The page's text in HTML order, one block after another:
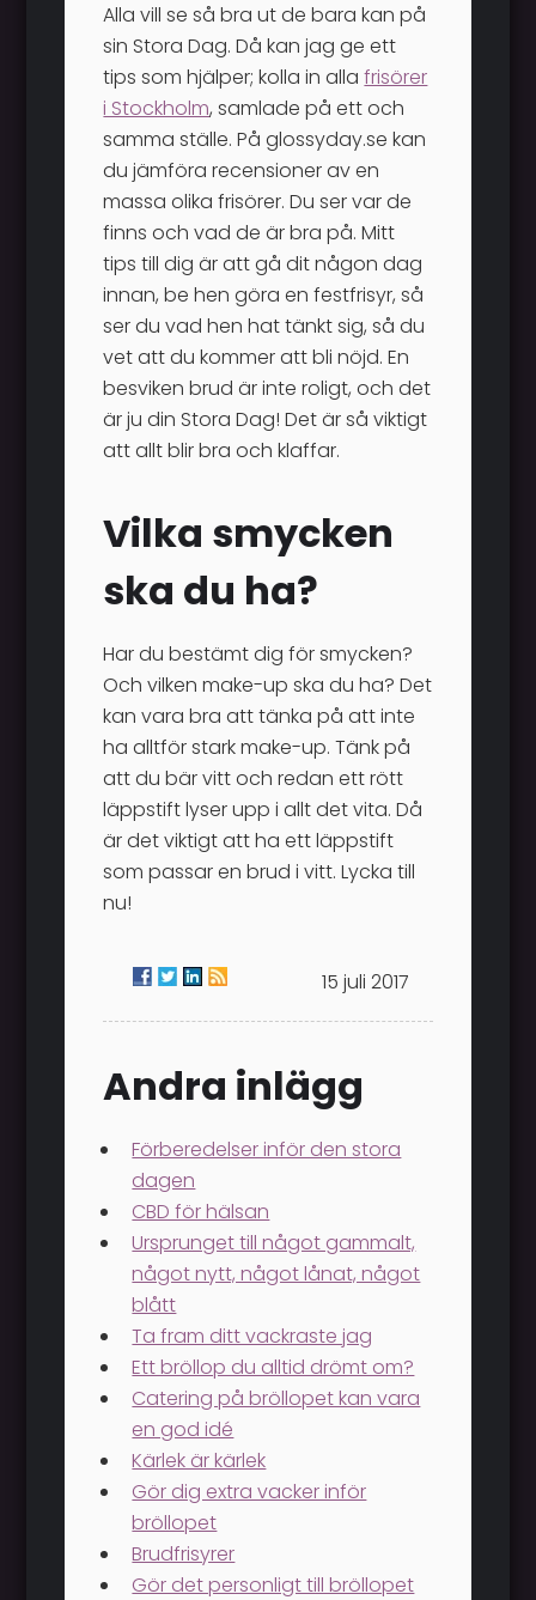
Alla vill se så bra ut de bara kan på
sin Stora Dag. Då kan jag ge ett
tips som hjälper; kolla in allafrisörer
i Stockholm, samlade på ett och
samma ställe. På glossyday.se kan
du jämföra recensioner av en
massa olika frisörer. Du ser var de
finns och vad de är bra på. Mitt
tips till dig är att gå dit någon dag
innan, be hen göra en festfrisyr, så
ser du vad hen hat tänkt sig, så du
vet att du kommer att bli nöjd. En
besviken brud är inte roligt, och det
är ju din Stora Dag! Det är så viktigt
att allt blir bra och klaffar.
Vilka smycken
ska du ha?
Har du bestämt dig för smycken?
Och vilken make-up ska du ha? Det
kan vara bra att tänka på att inte
ha alltför stark make-up. Tänk på
att du bär vitt och redan ett rött
läppstift lyser upp i allt det vita. Då
är det viktigt att ha ett läppstift
som passar en brud i vitt. Lycka till
nu!
15 juli 2017
Andra inlägg
Förberedelser inför den stora
dagen
CBD för hälsan
Ursprunget till något gammalt,
något nytt, något lånat, något
blått
Ta fram ditt vackraste jag
Ett bröllop du alltid drömt om?
Catering på bröllopet kan vara
en god idé
Kärlek är kärlek
Gör dig extra vacker inför
bröllopet
Brudfrisyrer
Gör det personligt till bröllopet